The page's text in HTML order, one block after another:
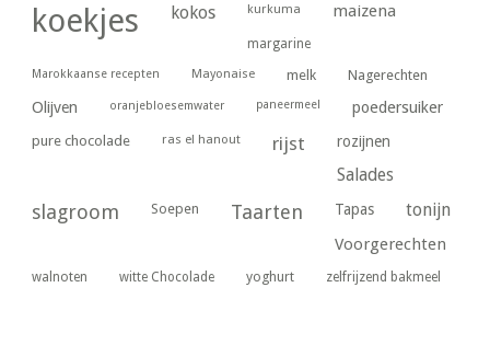
koekjes kokos kurkuma maizena
margarine
Marokkaanse recepten Mayonaise melk Nagerechten
Olijven oranjebloesemwater paneermeel poedersuiker
pure chocolade ras el hanout rijst rozijnen
Salades
slagroom Soepen Taarten Tapas tonijn
Voorgerechten
walnoten witte Chocolade yoghurt zelfrijzend bakmeel